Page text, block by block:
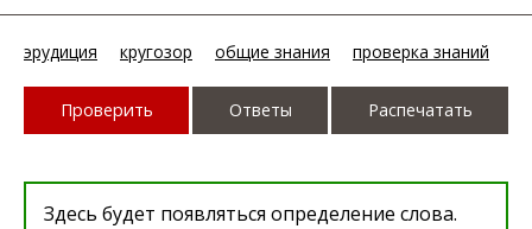
эрудиция кругозор общие знания проверка знаний
Проверить Ответы Распечатать
Здесь будет появляться определение слова.